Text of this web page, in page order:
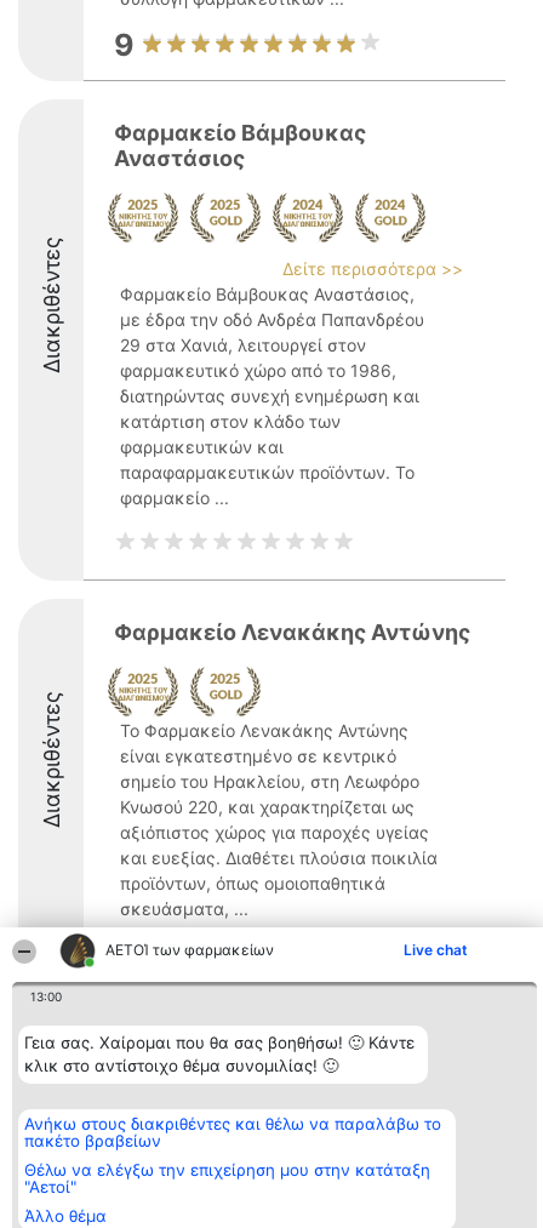
ΑΕΤΟΊ των φαρμακείων Live chat
13:00
Γεια σας. Χαίρομαι που θα σας βοηθήσω! 🙂 Κάντε
κλικ στο αντίστοιχο θέμα συνομιλίας! 🙂
Ανήκω στους διακριθέντες και θέλω να παραλάβω το
πακέτο βραβείων
Θέλω να ελέγξω την επιχείρηση μου στην κατάταξη
"Αετοί"
Άλλο θέμα
9
Διακριθέντες
Φαρμακείο Βάμβουκας
Αναστάσιος
Δείτε περισσότερα >>
Φαρμακείο Βάμβουκας Αναστάσιος,
με έδρα την οδό Ανδρέα Παπανδρέου
29 στα Χανιά, λειτουργεί στον
φαρμακευτικό χώρο από το 1986,
διατηρώντας συνεχή ενημέρωση και
κατάρτιση στον κλάδο των
φαρμακευτικών και
παραφαρμακευτικών προϊόντων. Το
φαρμακείο ...
Διακριθέντες
Φαρμακείο Λενακάκης Αντώνης
Το Φαρμακείο Λενακάκης Αντώνης
είναι εγκατεστημένο σε κεντρικό
σημείο του Ηρακλείου, στη Λεωφόρο
Κνωσού 220, και χαρακτηρίζεται ως
αξιόπιστος χώρος για παροχές υγείας
και ευεξίας. Διαθέτει πλούσια ποικιλία
προϊόντων, όπως ομοιοπαθητικά
σκευάσματα, ...
Διοργανωτής της
κατάταξης
BEAUTIFUL COMPANY
ΤΗΛ. ΕΠΙΚΟΙΝΩΝΙΑΣ:
2104128019
email:
aetoi@beautifulcompany.co
Κατάταξη
Διακριθέντες
Λίστα όλων
διακριθέντων
Μεθοδολογία
προϋποθέσεις
ΠΟΛΙΤΙΚΗ
Επικοινωνία